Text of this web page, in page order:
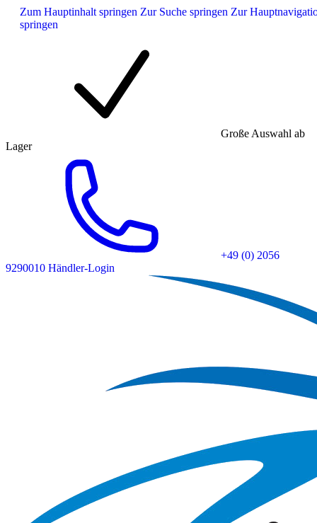
Zum Hauptinhalt springen Zur Suche springen Zur
springen
Große Auswahl ab
Lager
+49 (0) 2056
9290010 Händler-Login